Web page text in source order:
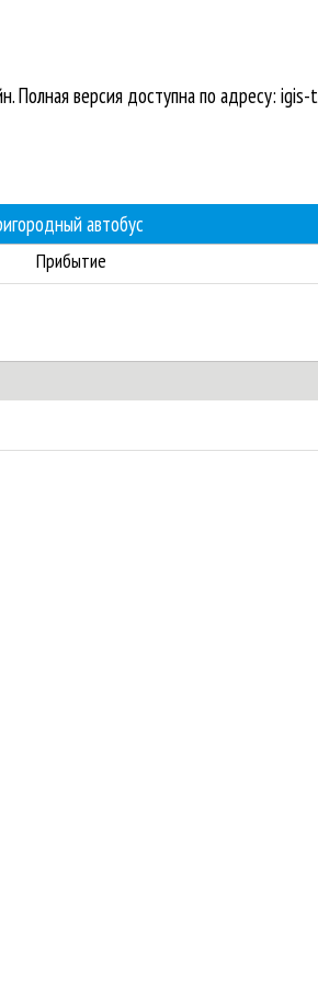
Полная версия доступна по адресу:
автобус
Прибытие